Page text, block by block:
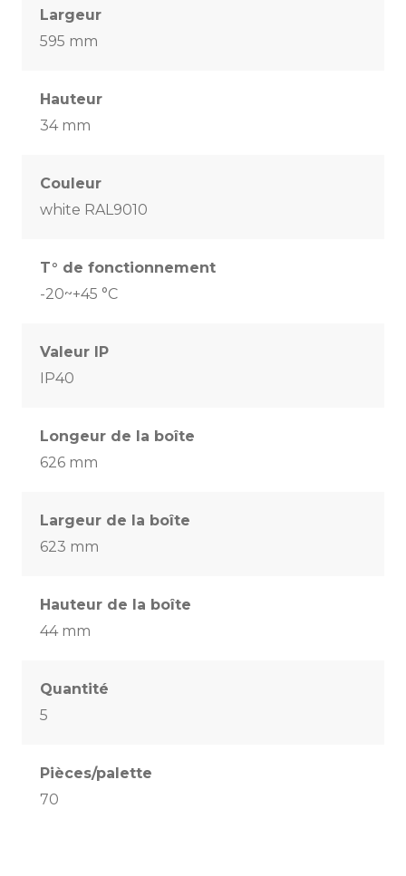
Largeur
595 mm
Hauteur
34 mm
Couleur
white RAL9010
T° de fonctionnement
-20~+45 °C
Valeur IP
IP40
Longeur de la boîte
626 mm
Largeur de la boîte
623 mm
Hauteur de la boîte
44 mm
Quantité
5
Pièces/palette
70